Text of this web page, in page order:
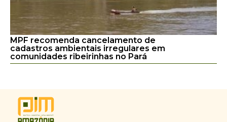
MPF recomenda cancelamento de
cadastros ambientais irregulares em
comunidades ribeirinhas no Pará